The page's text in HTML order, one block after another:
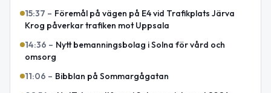
15:37 – Föremål på vägen på E4 vid Trafikplats Järva
Krog påverkar trafiken mot Uppsala
14:36 – Nytt bemanningsbolag i Solna för vård och
omsorg
11:06 – Bibblan på Sommargågatan